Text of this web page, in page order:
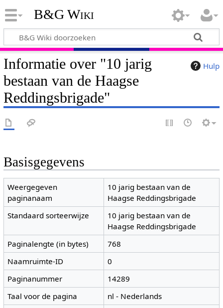
B&G Wiki
Hulp
Informatie over "10 jarig
bestaan van de Haagse
Reddingsbrigade"
Basisgegevens
Weergegeven
paginanaam
10 jarig bestaan van de
Haagse Reddingsbrigade
Standaard sorteerwijze
10 jarig bestaan van de
Haagse Reddingsbrigade
Paginalengte (in bytes)
768
Naamruimte-ID
0
Paginanummer
14289
Taal voor de pagina
nl - Nederlands